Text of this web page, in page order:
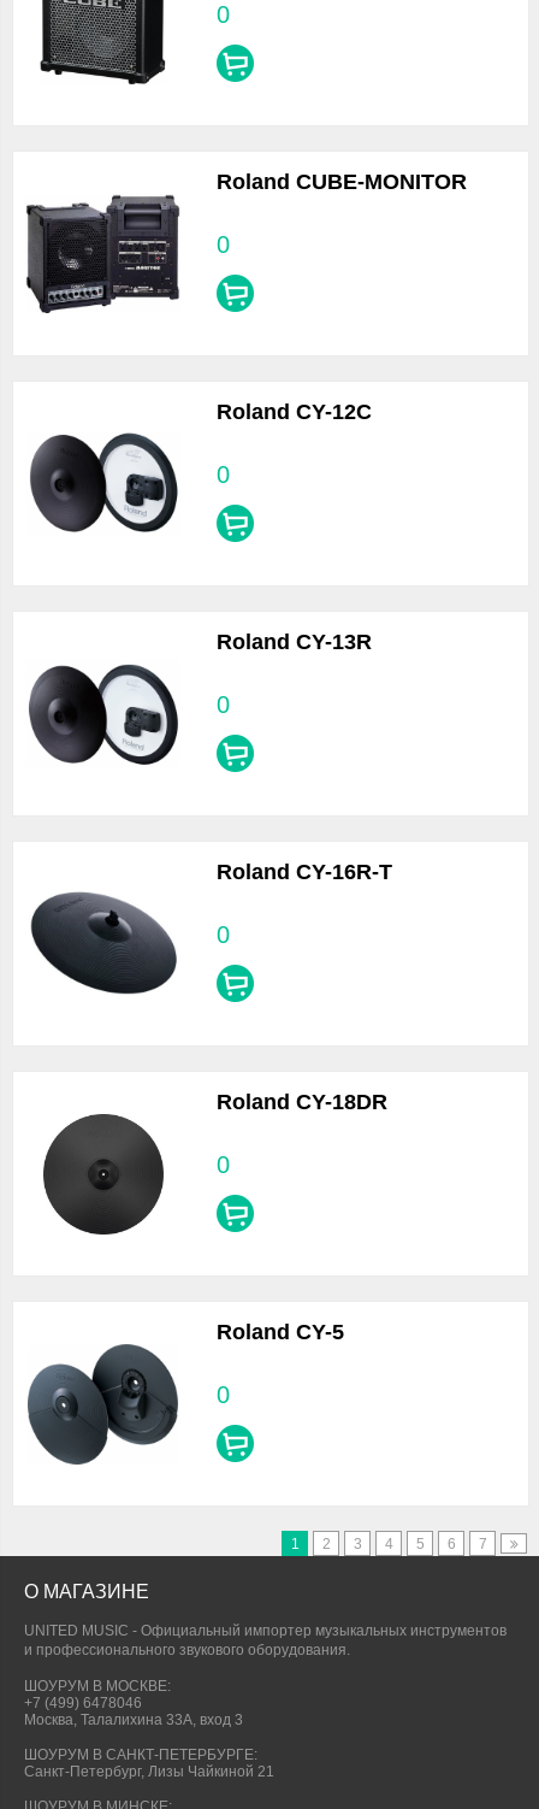
0
Roland CUBE-MONITOR
0
Roland CY-12C
0
Roland CY-13R
0
Roland CY-16R-T
0
Roland CY-18DR
0
Roland CY-5
0
1 2 3 4 5 6 7
О МАГАЗИНЕ
UNITED MUSIC - Официальный импортер музыкальных инструментов
и профессионального звукового оборудования.
ШОУРУМ В МОСКВЕ:
+7 (499) 6478046
Москва, Талалихина 33А, вход 3
ШОУРУМ В САНКТ-ПЕТЕРБУРГЕ:
Санкт-Петербург, Лизы Чайкиной 21